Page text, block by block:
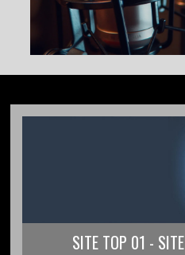
SITE TOP 01 -